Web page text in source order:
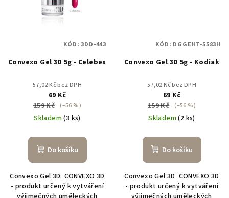
Convexo Gel 3D 5g - Celebes
57,02 Kč bez DPH
69 Kč
159 Kč
(–56 %)
Skladem(3 ks)
Do košíku
Convexo Gel 3D CONVEXO 3D
- produkt určený k vytváření
KÓD:3DD-443
Convexo Gel 3D 5g - Kodiak
57,02 Kč bez DPH
69 Kč
159 Kč
(–56 %)
Skladem(2 ks)
Do košíku
Convexo Gel 3D CONVEXO 3D
- produkt určený k vytváření
KÓD: DGGEHT-5583H